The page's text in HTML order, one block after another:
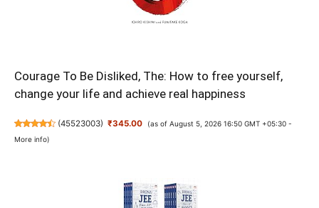
Courage To Be Disliked, The: How to free yourself,
change your life and achieve real happiness
(45523003) ₹345.00
(as of August 5, 2026 16:50 GMT +05:30 -
More info)